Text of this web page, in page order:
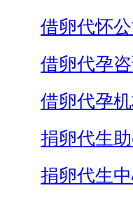
借卵代怀公
借卵代孕
借卵代孕
捐卵代生
捐卵代生